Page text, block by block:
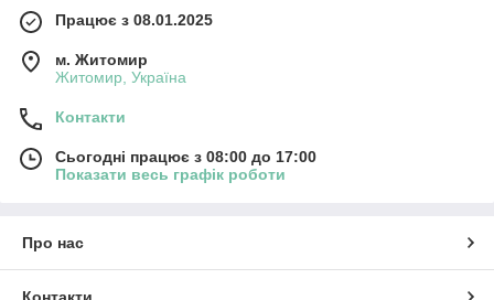
Працює з 08.01.2025
м. Житомир
Житомир, Україна
Контакти
Сьогодні працює з 08:00 до 17:00
Показати весь графік роботи
Про нас